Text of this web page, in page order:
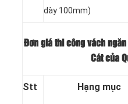
dày 100mm)
Đơn giá thi công vách ngăn
Cát của
Stt Hạng mục